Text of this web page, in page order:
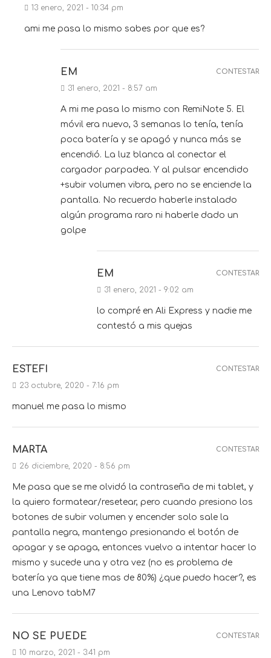
13 enero, 2021 - 10:34 pm
ami me pasa lo mismo sabes por que es?
EM
31 enero, 2021 - 8:57 am
A mi me pasa lo mismo con RemiNote 5. El
móvil era nuevo, 3 semanas lo tenía, tenía
poca batería y se apagó y nunca más se
encendió. La luz blanca al conectar el
cargador parpadea. Y al pulsar encendido
+subir volumen vibra, pero no se enciende la
pantalla. No recuerdo haberle instalado
algún programa raro ni haberle dado un
golpe
CONTESTAR
EM
31 enero, 2021 - 9:02 am
lo compré en Ali Express y nadie me
contestó a mis quejas
CONTESTAR
ESTEFI
23 octubre, 2020 - 7:16 pm
manuel me pasa lo mismo
CONTESTAR
MARTA
26 diciembre, 2020 - 8:56 pm
Me pasa que se me olvidó la contraseña de mi tablet, y
la quiero formatear/resetear, pero cuando presiono los
botones de subir volumen y encender solo sale la
pantalla negra, mantengo presionando el botón de
apagar y se apaga, entonces vuelvo a intentar hacer lo
mismo y sucede una y otra vez (no es problema de
batería ya que tiene mas de 80%) ¿que puedo hacer?, es
una Lenovo tabM7
CONTESTAR
NO SE PUEDE
10 marzo, 2021 - 3:41 pm
CONTESTAR